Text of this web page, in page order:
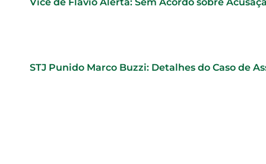
STJ Punido Marco Buzzi: Detalhes do Caso de